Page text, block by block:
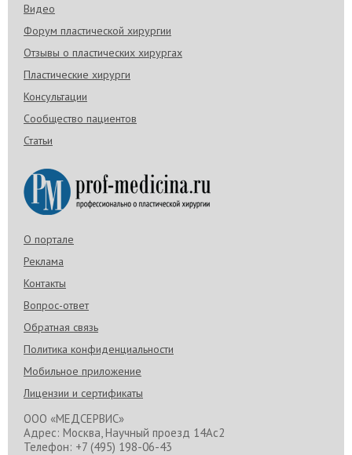
Видео
Форум пластической хирургии
Отзывы о пластических хирургах
Пластические хирурги
Консультации
Сообщество пациентов
Статьи
О портале
Реклама
Контакты
Вопрос-ответ
Обратная связь
Политика конфиденциальности
Мобильное приложение
Лицензии и сертификаты
ООО «МЕДСЕРВИС»
Адрес: Москва, Научный проезд 14Ас2
Телефон: +7 (495) 198-06-43